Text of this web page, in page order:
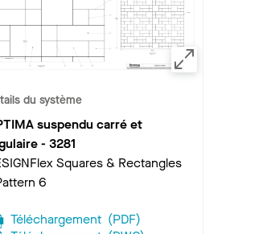
du système
suspendu carré et
-3281
Squares & Rectangles
6
Téléchargement (PDF)